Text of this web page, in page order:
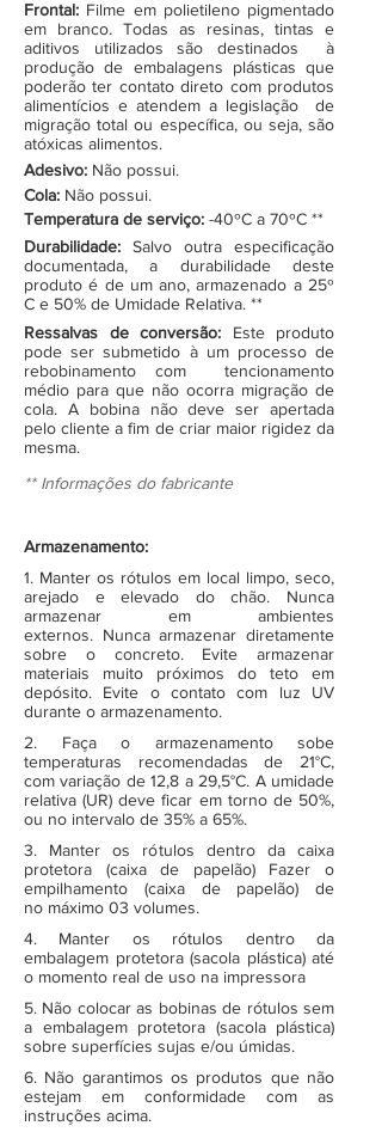
Frontal: Filme em polietileno pigmentado
em branco. Todas as resinas, tintas e
aditivos utilizados são destinados à
produção de embalagens plásticas que
poderão ter contato direto com produtos
alimentícios e atendem a legislação de
migração total ou específica, ou seja, são
atóxicas alimentos.
Adesivo: Não possui.
Cola: Não possui.
Temperatura de serviço: -40ºC a 70ºC **
Durabilidade: Salvo outra especificação
documentada, a durabilidade deste
produto é de um ano, armazenado a 25º
C e 50% de Umidade Relativa. **
Ressalvas de conversão: Este produto
pode ser submetido à um processo de
rebobinamento com tencionamento
médio para que não ocorra migração de
cola. A bobina não deve ser apertada
pelo cliente a fim de criar maior rigidez da
mesma.
** Informações do fabricante
Armazenamento:
1. Manter os rótulos em local limpo, seco,
arejado e elevado do chão. Nunca
armazenar em ambientes
externos. Nunca armazenar diretamente
sobre o concreto. Evite armazenar
materiais muito próximos do teto em
depósito. Evite o contato com luz UV
durante o armazenamento.
2. Faça o armazenamento sobe
temperaturas recomendadas de 21°C,
com variação de 12,8 a 29,5°C. A umidade
relativa (UR) deve ficar em torno de 50%,
ou no intervalo de 35% a 65%.
3. Manter os rótulos dentro da caixa
protetora (caixa de papelão) Fazer o
empilhamento (caixa de papelão) de
no máximo 03 volumes.
4. Manter os rótulos dentro da
embalagem protetora (sacola plástica) até
o momento real de uso na impressora
5. Não colocar as bobinas de rótulos sem
a embalagem protetora (sacola plástica)
sobre superfícies sujas e/ou úmidas.
6. Não garantimos os produtos que não
estejam em conformidade com as
instruções acima.